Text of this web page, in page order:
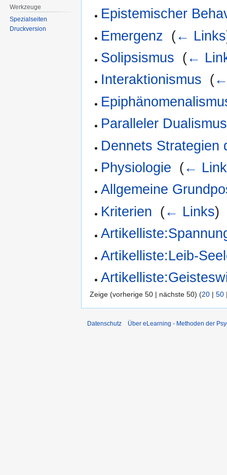
Epistemischer
Emergenz (← Links
Solipsismus (←
Interaktionismus (
Paralleler Dualismus
Dennets Strategien
Physiologie (←
Allgemeine
Kriterien (← Links)
Artikelliste:Leib-
Zeige (vorherige 50 | nächste 50) (20 | 50
Werkzeuge
Spezialseiten
Druckversion
Datenschutz Über eLearning - Methoden der